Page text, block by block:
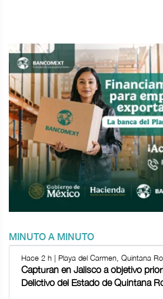
MINUTO A MINUTO
Hace 2 h | Playa del Carmen, Quintana
Capturan en Jalisco a objetivo
Delictivo del Estado de Quintana